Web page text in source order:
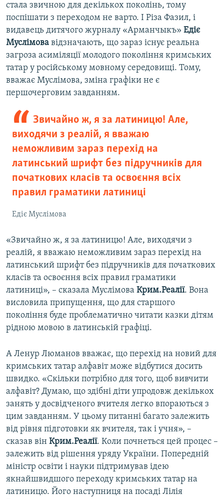
стала звичною для декількох поколінь, тому
поспішати з переходом не варто. І Різа Фазил, і
видавець дитячого журналу «Арманчыкъ» Едіє
Муслімова відзначають, що зараз існує реальна
загроза асиміляції молодого покоління кримських
татар у російському мовному середовищі. Тому,
вважає Муслімова, зміна графіки не є
першочерговим завданням.
Звичайно ж, я за латиницю! Але,
виходячи з реалій, я вважаю
неможливим зараз перехід на
латинський шрифт без підручників для
початкових класів та освоєння всіх
правил граматики латиниці
Едіє Муслімова
«Звичайно ж, я за латиницю! Але, виходячи з
реалій, я вважаю неможливим зараз перехід на
латинський шрифт без підручників для початкових
класів та освоєння всіх правил граматики
латиниці», – сказала Муслімова Крим.Реалії. Вона
висловила припущення, що для старшого
покоління буде проблематично читати казки дітям
рідною мовою в латинській графіці.
А Ленур Люманов вважає, що перехід на новий для
кримських татар алфавіт може відбутися досить
швидко. «Скільки потрібно для того, щоб вивчити
алфавіт? Думаю, що здібні діти упродовж декількох
занять у досвідченого вчителя легко впораються з
цим завданням. У цьому питанні багато залежить
від рівня підготовки як вчителя, так і учня», –
сказав він Крим.Реалії. Коли почнеться цей процес –
залежить від рішення уряду України. Попередній
міністр освіти і науки підтримував ідею
якнайшвидшого переходу кримських татар на
латиницю. Його наступниця на посаді Лілія